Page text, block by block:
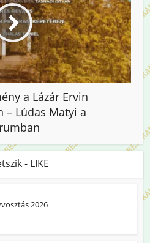
a Lázár Ervin
– Lúdas Matyi a
- LIKE
2026